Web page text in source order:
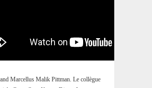
Marcellus Malik Pittman. Le collègue